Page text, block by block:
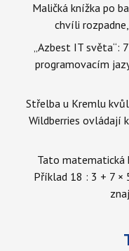
Maličká knížka po
chvíli
„Azbest IT světa“:
programovacím
Střelba u Kremlu
Wildberries ovládají
Tato matematická
Příklad 18 : 3 + 7 ×